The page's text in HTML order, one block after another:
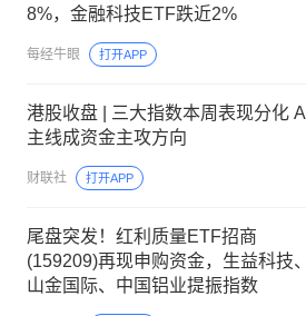
8%，金融科技ETF跌近2%
每经牛眼 打开APP
港股收盘 | 三大指数本周表现分化 AI
主线成资金主攻方向
财联社 打开APP
尾盘突发！红利质量ETF招商
(159209)再现申购资金，生益科技、
山金国际、中国铝业提振指数